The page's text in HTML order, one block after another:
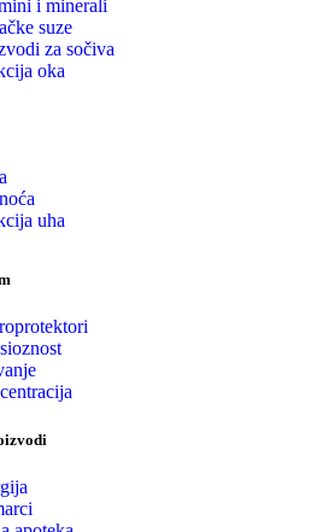
i minerali
suze
za sočiva
oka
uha